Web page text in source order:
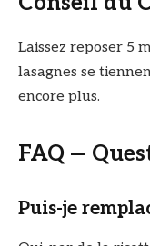
Laissez reposer 5
lasagnes se
encore plus.
FAQ —
Puis-je